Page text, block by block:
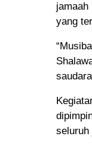
jamaah
yang
seluruh